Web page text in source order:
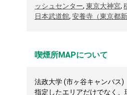
ッシュセンター, 東京大神宮,
日本武道館, 安養寺（東京都
喫煙所MAPについて
法政大学 (市ヶ谷キャンパス)
指定したエリアだけでなく、